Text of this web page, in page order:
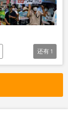
还有 1